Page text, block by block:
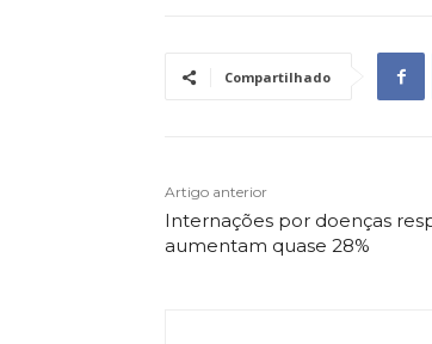
Compartilhado
Artigo anterior
Internações por doenças
aumentam quase 28%